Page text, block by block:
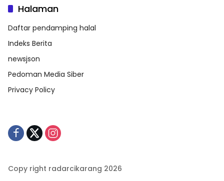
Halaman
Daftar pendamping halal
Indeks Berita
newsjson
Pedoman Media Siber
Privacy Policy
Copy right radarcikarang 2026